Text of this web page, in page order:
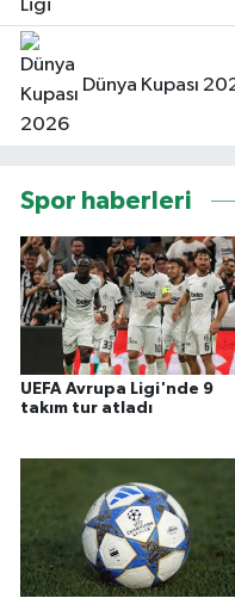
Dünya Kupası
Spor haberleri
UEFA Avrupa Ligi'nde 9
takım tur atladı